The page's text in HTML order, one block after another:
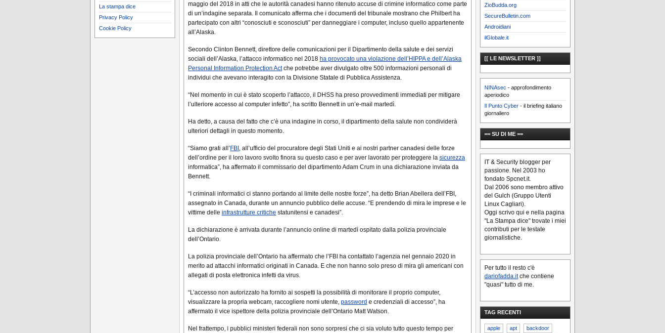
La stampa dice
Privacy Policy
Cookie Policy
maggio del 2018 in atti che le autorità canadesi hanno ritenuto accuse di crimine informatico come parte
di un’indagine separata. Il comunicato afferma che i documenti del tribunale mostrano che Philbert ha
partecipato con altri “conosciuti e sconosciuti” per danneggiare i computer, incluso quello appartenente
all’Alaska.
Secondo Clinton Bennett, direttore delle comunicazioni per il Dipartimento della salute e dei servizi
sociali dell’Alaska, l’attacco informatico nel 2018 ha provocato una violazione dell’HIPPA e dell’Alaska
Personal Information Protection Actche potrebbe aver divulgato oltre 500 informazioni personali di
individui che avevano interagito con la Divisione Statale di Pubblica Assistenza.
“Nel momento in cui è stato scoperto l’attacco, il DHSS ha preso provvedimenti immediati per mitigare
l’ulteriore accesso al computer infetto”, ha scritto Bennett in un’e-mail martedì.
Ha detto, a causa del fatto che c’è una indagine in corso, il dipartimento della salute non condividerà
ulteriori dettagli in questo momento.
“Siamo grati all’ FBI , all’ufficio del procuratore degli Stati Uniti e ai nostri partner canadesi delle forze
dell’ordine per il loro lavoro svolto finora su questo caso e per aver lavorato per proteggere la sicurezza
informatica”, ha affermato il commissario del dipartimento Adam Crum in una dichiarazione inviata da
Bennett.
“I criminali informatici ci stanno portando al limite delle nostre forze”, ha detto Brian Abellera dell’FBI,
assegnato in Canada, durante un annuncio pubblico delle accuse. “E prendendo di mira le imprese e le
vittime delle infrastrutture critiche statunitensi e canadesi”.
La dichiarazione è arrivata durante l’annuncio online di martedì ospitato dalla polizia provinciale
dell’Ontario.
La polizia provinciale dell’Ontario ha affermato che l’FBI ha contattato l’agenzia nel gennaio 2020 in
merito ad attacchi informatici originati in Canada. E che non hanno solo preso di mira gli americani con
allegati di posta elettronica infetti da virus.
“L’accesso non autorizzato ha fornito ai sospetti la possibilità di monitorare il proprio computer,
visualizzare la propria webcam, raccogliere nomi utente, password e credenziali di accesso”, ha
affermato il vice ispettore della polizia provinciale dell’Ontario Matt Watson.
Nel frattempo, i pubblici ministeri federali non sono sorpresi che ci sia voluto tutto questo tempo per
ZioBudda.org
SecureBulletin.com
Androidiani
ilGlobale.it
[[ LE NEWSLETTER ]]
NINAsec - approfondimento
aperiodico
Il Punto Cyber - il briefing italiano
giornaliero
== SU DI ME ==
IT & Security blogger per
passione. Nel 2003 ho
fondato Spcnet.it.
Dal 2006 sono membro attivo
del Gulch (Gruppo Utenti
Linux Cagliari).
Oggi scrivo qui e nella pagina
"La Stampa dice" trovate i miei
contributi per le testate
giornalistiche.
Per tutto il resto c'è
dariofadda.itche contiene
"quasi" tutto di me.
TAG RECENTI
apple apt
backdoor